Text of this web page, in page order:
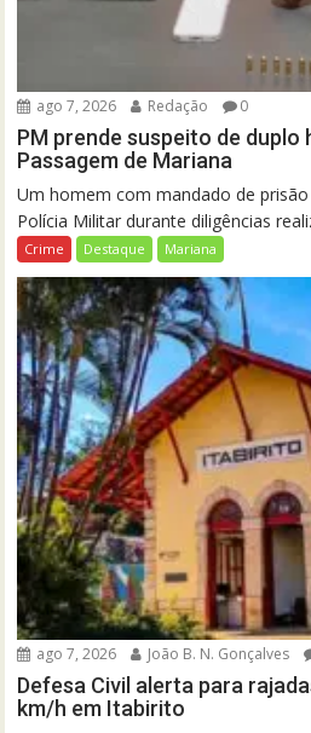
ago 7, 2026 Redação 0
PM prende suspeito de duplo
Passagem de Mariana
Um homem com mandado de
Polícia Militar durante diligências
Crime Destaque Mariana
ago 7, 2026 João B. N. Gonçalves
Defesa Civil alerta para
km/h em Itabirito